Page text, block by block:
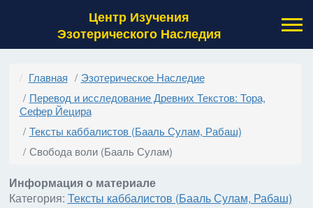
Центр Изучения
Эзотерического Наследия
Главная
Эзотерическое Наследие
Перевод и исследование Древних Текстов: Тора,
Сефер Йецира
Тексты каббалистов (Бааль Сулам, Рабаш)
Свобода воли (Бааль Сулам)
Информация о материале
Категория: Тексты каббалистов (Бааль Сулам, Рабаш)